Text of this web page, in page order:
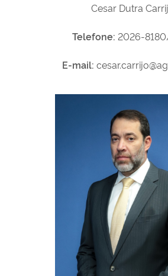
Cesar Dutra
Telefone: 2026-
E-mail: